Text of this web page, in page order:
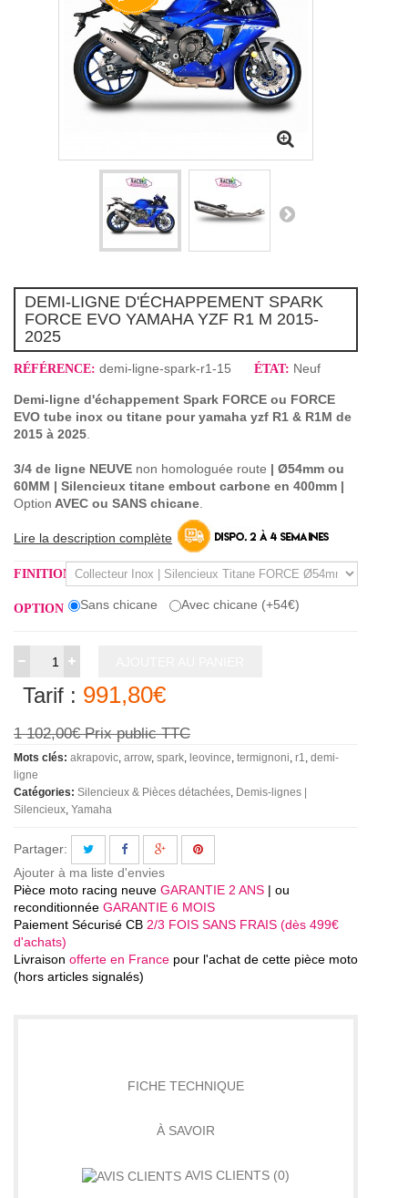
DEMI-LIGNE D'ÉCHAPPEMENT SPARK
FORCE EVO YAMAHA YZF R1 M 2015-
2025
RÉFÉRENCE: demi-ligne-spark-r1-15 ÉTAT: Neuf
Demi-ligne d'échappement Spark FORCE ou FORCE
EVO tube inox ou titane pour yamaha yzf R1 & R1M de
2015 à 2025.
3/4 de ligne NEUVE non homologuée route | Ø54mm ou
60MM | Silencieux titane embout carbone en 400mm |
Option AVEC ou SANS chicane.
Lire la description complète
FINITION
OPTION Sans chicane Avec chicane (+54€)
Tarif : 991,80€
1 102,00€Prix public TTC
Mots clés: akrapovic arrow spark leovince termignoni r1 demi-
ligne
Catégories: Silencieux & Pièces détachées Demis-lignes |
Silencieux Yamaha
Partager:
Ajouter à ma liste d'envies
Pièce moto racing neuve GARANTIE 2 ANS | ou
reconditionnée GARANTIE 6 MOIS
Paiement Sécurisé CB 2/3 FOIS SANS FRAIS (dès 499€
d'achats)
Livraison offerte en France pour l'achat de cette pièce moto
(hors articles signalés)
FICHE TECHNIQUE
À SAVOIR
AVIS CLIENTS (0)